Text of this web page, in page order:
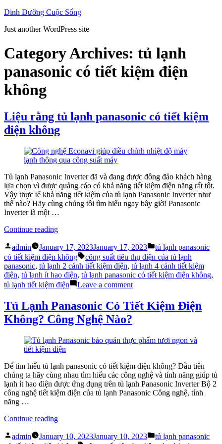
Skip
content
Dinh Dưỡng Cuộc Sống
Just another WordPress site
Category Archives: tủ lạnh
panasonic có tiết kiệm điện
không
Liệu rằng tủ lạnh panasonic có tiết kiệm
điện không
Tủ lạnh Panasonic Inverter đã và đang được đông đảo khách hàng
lựa chọn vì được quảng cáo có khả năng tiết kiệm điện năng rất tốt.
Vậy thực tế khả năng tiết kiệm của tủ lạnh Panasonic Inverter như
thế nào? Hãy cùng chúng tôi tìm hiểu ngay bây giờ! Panasonic
Inverter là một …
Continue reading“Liệu
tủ
lạnh
panasonic
có
tiết
kiệm
không”
Posted
by
admin January 17, 2023January 17, 2023
Posted
in
tủ lạnh panasonic
có tiết kiệm điện không
Tags:
công suất tiêu thụ điện của tủ lạnh
panasonic, tủ lạnh 2 cánh tiết kiệm điện, tủ lạnh 4 cánh tiết kiệm
điện, tủ lạnh ít hao điện, tủ lạnh panasonic có tiết kiệm điện không,
tủ lạnh tiết kiệm điện
Leave a commenton
rằng
tủ
có
tiết
điện
không
Tủ Lạnh Panasonic Có Tiết Kiệm Điện
Không? Công Nghệ Nào?
Để tìm hiểu tủ lạnh panasonic có tiết kiệm điện không? Đầu tiên
chúng ta hãy cùng nhau tìm hiểu các công nghệ và tính năng giúp tủ
lạnh ít hao điện được ứng dụng trên tủ lạnh Panasonic Inverter Bộ 2
công nghệ tiết kiệm điện của tủ lạnh Panasonic Công nghệ, tính
năng …
Continue reading“Tủ
Panasonic
Posted
admin January 10, 2023January 10, 2023
Posted
tủ lạnh panasonic